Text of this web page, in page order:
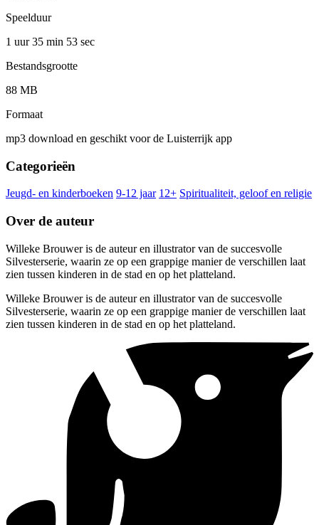
Speelduur
1 uur 35 min 53 sec
Bestandsgrootte
88 MB
Formaat
mp3 download en geschikt voor de Luisterrijk app
Categorieën
Jeugd- en kinderboeken 9-12 jaar 12+ Spiritualiteit, geloof en religie
Over de auteur
Willeke Brouwer is de auteur en illustrator van de succesvolle
Silvesterserie, waarin ze op een grappige manier de verschillen laat
zien tussen kinderen in de stad en op het platteland.
Willeke Brouwer is de auteur en illustrator van de succesvolle
Silvesterserie, waarin ze op een grappige manier de verschillen laat
zien tussen kinderen in de stad en op het platteland.